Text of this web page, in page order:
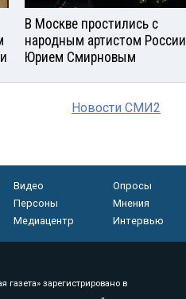
В Москве простились с
народным артистом России
Юрием Смирновым
Новости СМИ2
Видео Опросы
Персоны
Мнения
Медиацентр
Интервью
зарегистрировано в